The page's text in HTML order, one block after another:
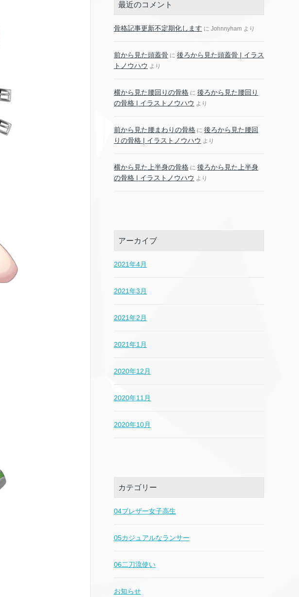
最近のコメント
骨格記事更新不定期化します に Johnnyham より
前から見た頭蓋骨 に 後ろから見た頭蓋骨 | イラス
トノウハウ より
横から見た腰回りの骨格 に 後ろから見た腰回り
の骨格 | イラストノウハウ より
前から見た腰まわりの骨格 に 後ろから見た腰回
りの骨格 | イラストノウハウ より
横から見た上半身の骨格 に 後ろから見た上半身
の骨格 | イラストノウハウ より
アーカイブ
2021年4月
2021年3月
2021年2月
2021年1月
2020年12月
2020年11月
2020年10月
カテゴリー
04ブレザー女子高生
05カジュアルなランサー
06二刀流使い
お知らせ